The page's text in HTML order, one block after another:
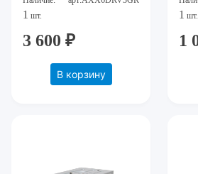
дисков)
1 шт.
3 600 ₽
В корзину
1 шт.
1